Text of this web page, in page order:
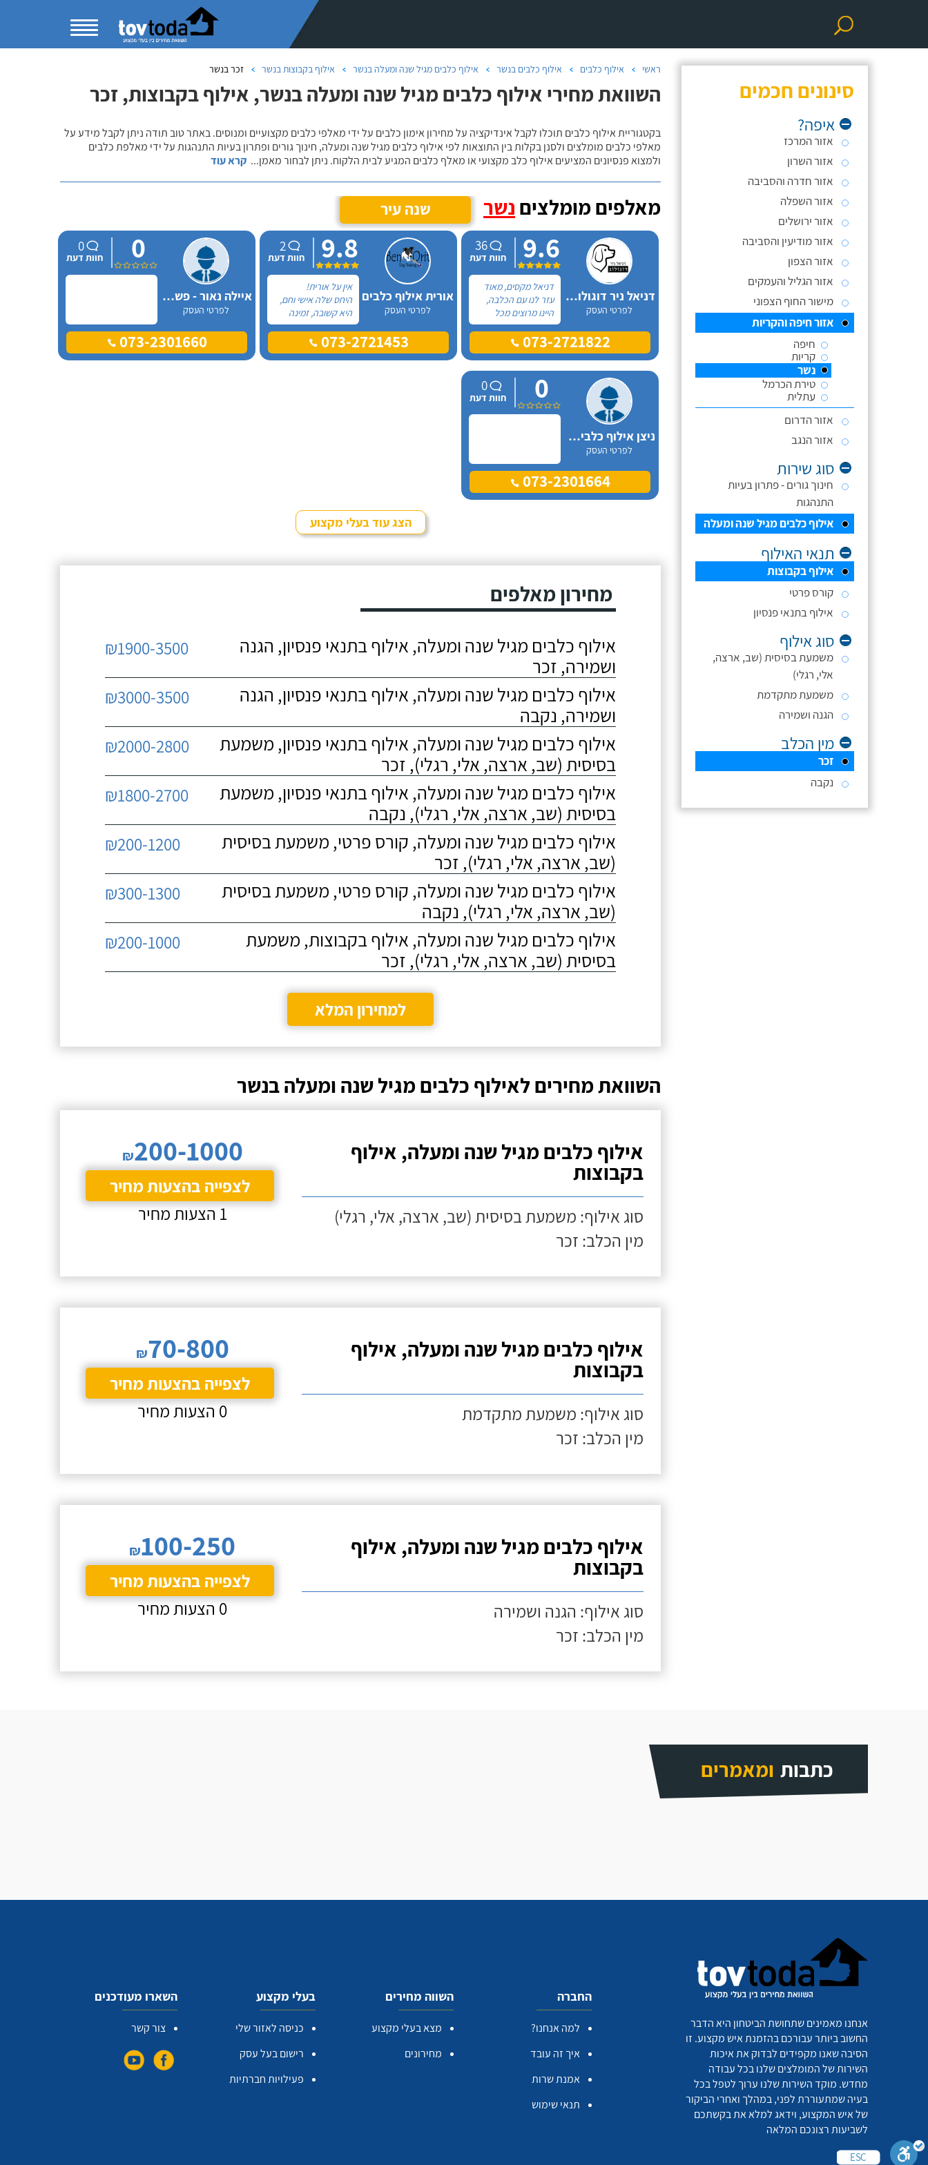
סינונים חכמים
איפה?
אזור המרכז
אזור השרון
אזור חדרה והסביבה
אזור השפלה
אזור ירושלים
אזור מודיעין והסביבה
אזור הצפון
אזור הגליל והעמקים
מישור החוף הצפוני
אזור חיפה והקריות
חיפה
קריות
נשר
טירת הכרמל
עתלית
אזור הדרום
אזור הנגב
סוג שירות
חינוך גורים - פתרון בעיות
התנהגות
אילוף כלבים מגיל שנה ומעלה
תנאי האילוף
אילוף בקבוצות
קורס פרטי
אילוף בתנאי פנסיון
סוג אילוף
משמעת בסיסית (שב, ארצה,
אלי, רגלי)
משמעת מתקדמת
הגנה ושמירה
מין הכלב
זכר
נקבה
ראשי אילוף כלבים אילוף כלבים בנשר אילוף כלבים מגיל שנה ומעלה בנשר אילוף בקבוצות בנשר זכר בנשר
השוואת מחירי אילוף כלבים מגיל שנה ומעלה בנשר, אילוף בקבוצות, זכר
בקטגוריית אילוף כלבים תוכלו לקבל אינדיקציה על מחירון אימון כלבים על ידי מאלפי כלבים מקצועיים ומנוסים. באתר טוב תודה ניתן לקבל מידע על
מאלפי כלבים מומלצים ולסנן בקלות בין התוצאות לפי אילוף כלבים מגיל שנה ומעלה, חינוך גורים ופתרון בעיות התנהגות על ידי מאלפת כלבים
ולמצוא פנסיונים המציעים אילוף כלב מקצועי או מאלף כלבים המגיע לבית הלקוח. ניתן לבחור מאמן... קרא עוד
מאלפים מומלצים נשר שנה עיר
דניאל ניר דוגולוג אילוף כלבים
לפרטי העסק
9.6
36
חוות דעת
דניאל מקסים, מאוד
עזר לנו עם הכלבה,
היינו מרוצים מכל
הבחינות ואנחנו
ממליצים בחום. יש לנו
כלבה שהיו לה בעיות
שהכי הטרידה אותנו
הייתה אכילה מפח
הזבל הביתי.
073-2721822
אורית אילוף כלבים
לפרטי העסק
9.8
2
חוות דעת
אין על אורית!
היחס שלה אישי וחם,
היא קשובה, זמינה
און-ליין לכל שאלה
ובאמת שמגיעות לה
רק מחמאות. אל
073-2721453
איילה נאור - פשוט מאלפת בחיפה
לפרטי העסק
0
0
חוות דעת
073-2301660
ניצן אילוף כלבים על הכנרת
לפרטי העסק
0
0
חוות דעת
073-2301664
הצג עוד בעלי מקצוע
מחירון מאלפים
אילוף כלבים מגיל שנה ומעלה, אילוף בתנאי פנסיון, הגנה
ושמירה, זכר
₪1900-3500
אילוף כלבים מגיל שנה ומעלה, אילוף בתנאי פנסיון, הגנה
ושמירה, נקבה
₪3000-3500
אילוף כלבים מגיל שנה ומעלה, אילוף בתנאי פנסיון, משמעת
בסיסית (שב, ארצה, אלי, רגלי), זכר
₪2000-2800
אילוף כלבים מגיל שנה ומעלה, אילוף בתנאי פנסיון, משמעת
בסיסית (שב, ארצה, אלי, רגלי), נקבה
₪1800-2700
אילוף כלבים מגיל שנה ומעלה, קורס פרטי, משמעת בסיסית
(שב, ארצה, אלי, רגלי), זכר
₪200-1200
אילוף כלבים מגיל שנה ומעלה, קורס פרטי, משמעת בסיסית
(שב, ארצה, אלי, רגלי), נקבה
₪300-1300
אילוף כלבים מגיל שנה ומעלה, אילוף בקבוצות, משמעת
בסיסית (שב, ארצה, אלי, רגלי), זכר
₪200-1000
למחירון המלא
השוואת מחירים לאילוף כלבים מגיל שנה ומעלה בנשר
אילוף כלבים מגיל שנה ומעלה, אילוף
בקבוצות
סוג אילוף: משמעת בסיסית (שב, ארצה, אלי, רגלי)
מין הכלב: זכר
₪200-1000
לצפייה בהצעות מחיר
1 הצעות מחיר
אילוף כלבים מגיל שנה ומעלה, אילוף
בקבוצות
סוג אילוף: משמעת מתקדמת
מין הכלב: זכר
₪70-800
לצפייה בהצעות מחיר
0 הצעות מחיר
אילוף כלבים מגיל שנה ומעלה, אילוף
בקבוצות
סוג אילוף: הגנה ושמירה
מין הכלב: זכר
₪100-250
לצפייה בהצעות מחיר
0 הצעות מחיר
כתבות ומאמרים
אנחנו מאמינים שתחושת הביטחון היא הדבר
החשוב ביותר עבורכם בהזמנת איש מקצוע. זו
הסיבה שאנו מקפידים לבדוק את איכות
השירות של המומלצים שלנו בכל עבודה
מחדש. מוקד השירות שלנו ערוך לטפל בכל
בעיה שמתעוררת לפני, במהלך ואחרי הביקור
של איש המקצוע, וידאג למלא את בקשתכם
לשביעות רצונכם המלאה
החברה
למה אנחנו?
איך זה עובד
אמנת שרות
תנאי שימוש
השווה מחירים
מצא בעלי מקצוע
מחירונים
בעלי מקצוע
כניסה לאזור שלי
רישום בעל עסק
פעילויות חברתיות
השארו מעודכנים
צור קשר
ESC